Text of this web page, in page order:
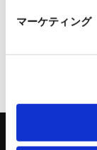
マーケティング